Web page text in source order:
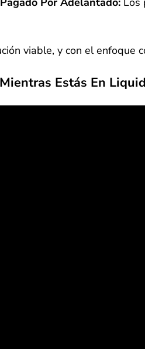
viable, y con el enfoque
Estás En